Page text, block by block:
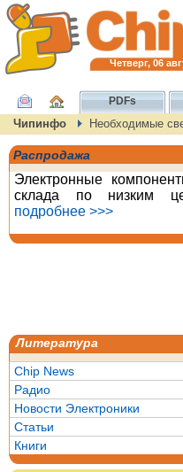
Четверг, 06
PDFs
Чипинфо Необходимые
Распродажа
Электронные
склада по низким
подробнее >>>
Литература
Chip News
Радио
Новости Электроники
Статьи
Книги